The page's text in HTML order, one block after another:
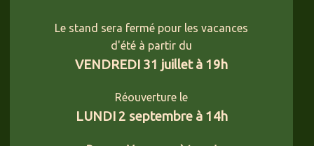
Le stand sera fermé pour les vacances
d'été à partir du
VENDREDI 31 juillet à 19h
Réouverture le
LUNDI 2 septembre à 14h